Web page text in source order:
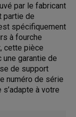
par le fabricant
partie de
spécifiquement
à fourche
cette pièce
une garantie de
de support
numéro de série
à votre